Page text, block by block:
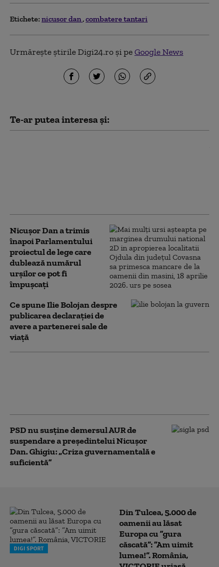
Etichete: nicusor dan combatere tantari
Urmărește știrile Digi24.ro și peGoogle News
Te-ar putea interesa și:
Nicușor Dan a trimis
înapoi Parlamentului
proiectul de lege care
dublează numărul
urșilor ce pot fi
împușcați
Ce spune Ilie Bolojan despre
publicarea declarației de
avere a partenerei sale de
viață
PSD nu susține demersul AUR de
suspendare a președintelui Nicușor
Dan. Ghigiu: „Criza guvernamentală e
suficientă”
DIGI SPORT
Din Tulcea, 5.000 de
oamenii au lăsat
Europa cu ”gura
căscată”: ”Am uimit
lumea!”. România,